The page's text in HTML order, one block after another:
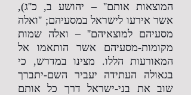
המוצאות אותם'' – יהושע ב, כ''ג),
אשר אירעו לישראל במסעיהם; ''ואלה
מסעיהם למוצאיהם'' – ואלה שמות
מקומות-מסעיהם אשר הותאמו אל
המאורעות הללו. מצינו במדרש, כי
בגאולה העתידה יעביר השם-יתברך
שוב את בני-ישראל דרך כל אותם